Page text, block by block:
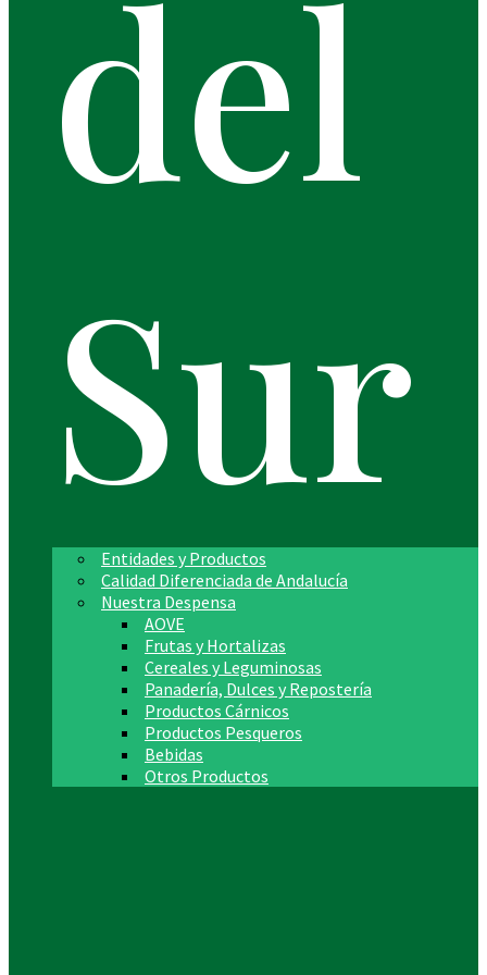
del
Sur
Entidades y Productos
Calidad Diferenciada de Andalucía
Nuestra Despensa
AOVE
Frutas y Hortalizas
Cereales y Leguminosas
Panadería, Dulces y Repostería
Productos Cárnicos
Productos Pesqueros
Bebidas
Otros Productos